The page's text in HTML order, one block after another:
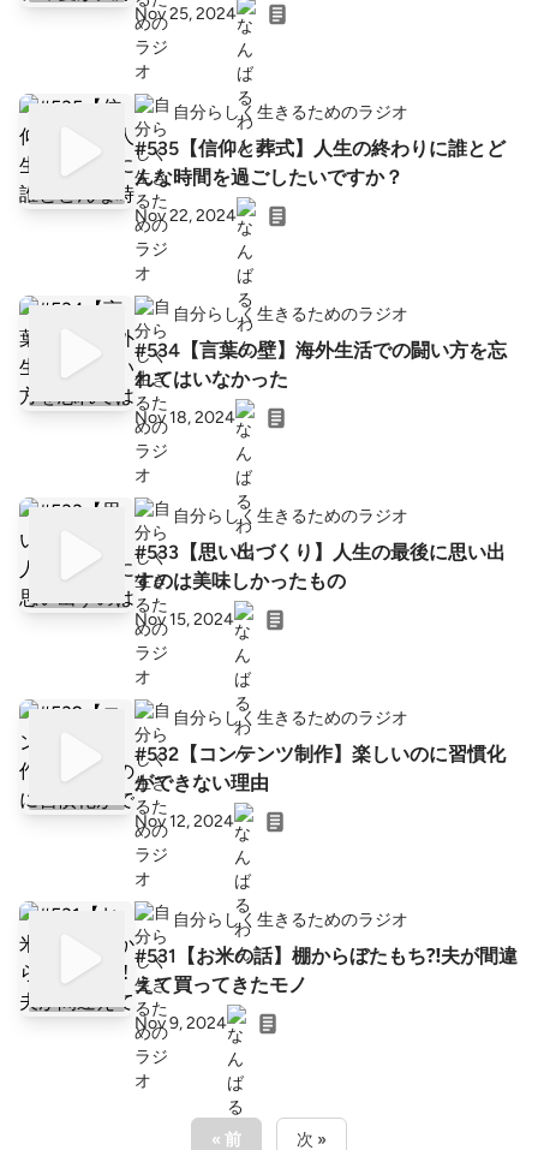
Nov 25, 2024
自分らしく生きるためのラジオ
#535【信仰と葬式】人生の終わりに誰とど
んな時間を過ごしたいですか？
Nov 22, 2024
自分らしく生きるためのラジオ
#534【言葉の壁】海外生活での闘い方を忘
れてはいなかった
Nov 18, 2024
自分らしく生きるためのラジオ
#533【思い出づくり】人生の最後に思い出
すのは美味しかったもの
Nov 15, 2024
自分らしく生きるためのラジオ
#532【コンテンツ制作】楽しいのに習慣化
ができない理由
Nov 12, 2024
自分らしく生きるためのラジオ
#531【お米の話】棚からぼたもち⁈夫が間違
えて買ってきたモノ
Nov 9, 2024
« 前 次 »